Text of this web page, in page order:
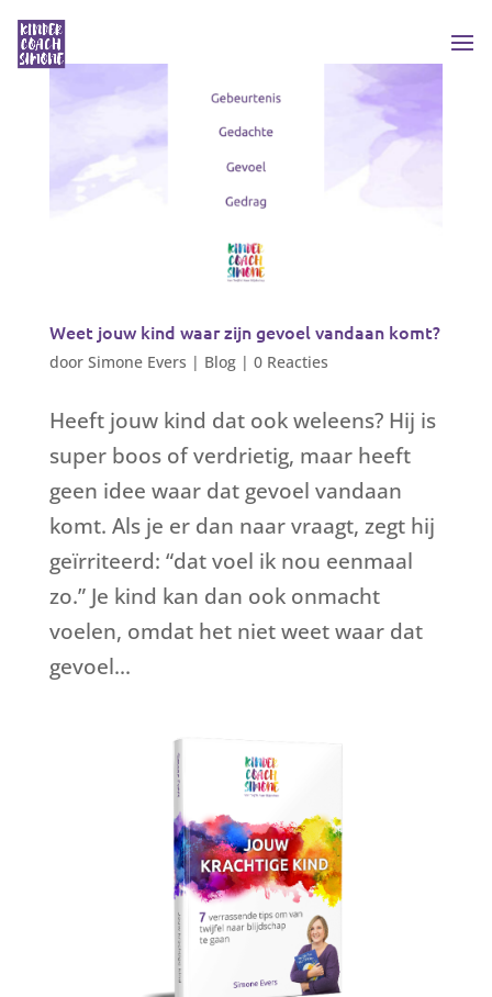
Weet jouw kind waar zijn gevoel vandaan komt?
door Simone Evers | Blog| 0 Reacties
Heeft jouw kind dat ook weleens? Hij is
super boos of verdrietig, maar heeft
geen idee waar dat gevoel vandaan
komt. Als je er dan naar vraagt, zegt hij
geïrriteerd: “dat voel ik nou eenmaal
zo.” Je kind kan dan ook onmacht
voelen, omdat het niet weet waar dat
gevoel...